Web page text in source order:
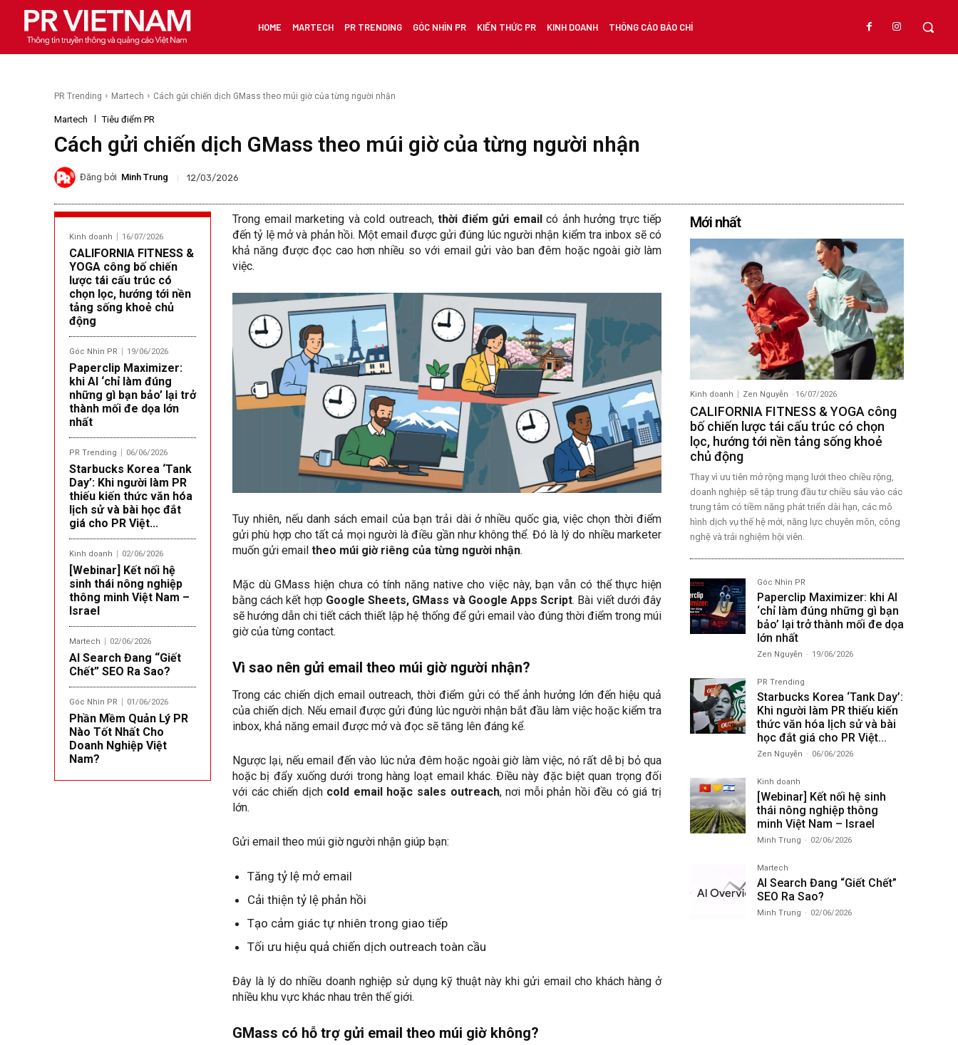
HOME MARTECH PR TRENDING GÓC NHÌN PR KIẾN THỨC PR KINH DOANH THÔNG CÁO BÁO CHÍ
PR Trending Martech Cách gửi chiến dịch GMass theo múi giờ của từng người nhận
Martech Tiêu điểm PR
Cách gửi chiến dịch GMass theo múi giờ của từng người nhận
Đăng bởi Minh Trung 12/03/2026
Kinh doanh 16/07/2026
CALIFORNIA FITNESS &
YOGA công bố chiến
lược tái cấu trúc có
chọn lọc, hướng tới nền
tảng sống khoẻ chủ
động
Góc Nhìn PR 19/06/2026
Paperclip Maximizer:
khi AI ‘chỉ làm đúng
những gì bạn bảo’ lại trở
thành mối đe dọa lớn
nhất
PR Trending 06/06/2026
Starbucks Korea ‘Tank
Day’: Khi người làm PR
thiếu kiến thức văn hóa
lịch sử và bài học đắt
giá cho PR Việt...
Kinh doanh 02/06/2026
[Webinar] Kết nối hệ
sinh thái nông nghiệp
thông minh Việt Nam –
Israel
Martech 02/06/2026
AI Search Đang “Giết
Chết” SEO Ra Sao?
Góc Nhìn PR 01/06/2026
Phần Mềm Quản Lý PR
Nào Tốt Nhất Cho
Doanh Nghiệp Việt
Nam?
Trong email marketing và cold outreach, thời điểm gửi emailcó ảnh hưởng trực tiếp
đến tỷ lệ mở và phản hồi. Một email được gửi đúng lúc người nhận kiểm tra inbox sẽ có
khả năng được đọc cao hơn nhiều so với email gửi vào ban đêm hoặc ngoài giờ làm
việc.
Tuy nhiên, nếu danh sách email của bạn trải dài ở nhiều quốc gia, việc chọn thời điểm
gửi phù hợp cho tất cả mọi người là điều gần như không thể. Đó là lý do nhiều marketer
muốn gửi email theo múi giờ riêng của từng người nhận.
Mặc dù GMass hiện chưa có tính năng native cho việc này, bạn vẫn có thể thực hiện
bằng cách kết hợp Google Sheets, GMass và Google Apps Script. Bài viết dưới đây
sẽ hướng dẫn chi tiết cách thiết lập hệ thống để gửi email vào đúng thời điểm trong múi
giờ của từng contact.
Vì sao nên gửi email theo múi giờ người nhận?
Trong các chiến dịch email outreach, thời điểm gửi có thể ảnh hưởng lớn đến hiệu quả
của chiến dịch. Nếu email được gửi đúng lúc người nhận bắt đầu làm việc hoặc kiểm tra
inbox, khả năng email được mở và đọc sẽ tăng lên đáng kể.
Ngược lại, nếu email đến vào lúc nửa đêm hoặc ngoài giờ làm việc, nó rất dễ bị bỏ qua
hoặc bị đẩy xuống dưới trong hàng loạt email khác. Điều này đặc biệt quan trọng đối
với các chiến dịch cold email hoặc sales outreach, nơi mỗi phản hồi đều có giá trị
lớn.
Gửi email theo múi giờ người nhận giúp bạn:
Tăng tỷ lệ mở email
Cải thiện tỷ lệ phản hồi
Tạo cảm giác tự nhiên trong giao tiếp
Tối ưu hiệu quả chiến dịch outreach toàn cầu
Đây là lý do nhiều doanh nghiệp sử dụng kỹ thuật này khi gửi email cho khách hàng ở
nhiều khu vực khác nhau trên thế giới.
GMass có hỗ trợ gửi email theo múi giờ không?
Mới nhất
Kinh doanh Zen Nguyễn - 16/07/2026
CALIFORNIA FITNESS & YOGA công
bố chiến lược tái cấu trúc có chọn
lọc, hướng tới nền tảng sống khoẻ
chủ động
Thay vì ưu tiên mở rộng mạng lưới theo chiều rộng,
doanh nghiệp sẽ tập trung đầu tư chiều sâu vào các
trung tâm có tiềm năng phát triển dài hạn, các mô
hình dịch vụ thế hệ mới, năng lực chuyên môn, công
nghệ và trải nghiệm hội viên.
Góc Nhìn PR
Paperclip Maximizer: khi AI
‘chỉ làm đúng những gì bạn
bảo’ lại trở thành mối đe dọa
lớn nhất
Zen Nguyễn - 19/06/2026
PR Trending
Starbucks Korea ‘Tank Day’:
Khi người làm PR thiếu kiến
thức văn hóa lịch sử và bài
học đắt giá cho PR Việt...
Zen Nguyễn - 06/06/2026
Kinh doanh
[Webinar] Kết nối hệ sinh
thái nông nghiệp thông
minh Việt Nam – Israel
Minh Trung - 02/06/2026
Martech
AI Search Đang “Giết Chết”
SEO Ra Sao?
Minh Trung - 02/06/2026